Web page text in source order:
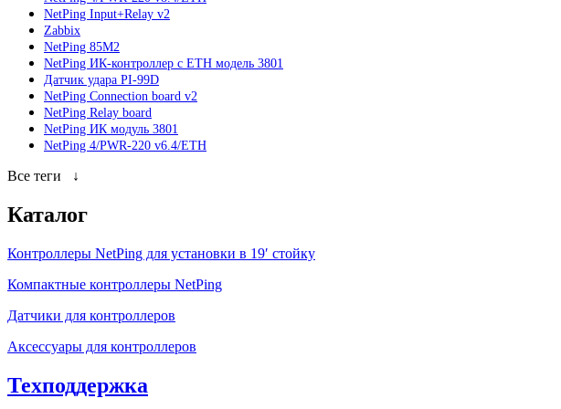
NetPing Input+Relay v2
Zabbix
NetPing 85M2
NetPing ИК-контроллер с ETH модель 3801
Датчик удара PI-99D
NetPing Connection board v2
NetPing Relay board
NetPing ИК модуль 3801
NetPing 4/PWR-220 v6.4/ETH
Все теги ↓
Каталог
Контроллеры NetPing для установки в 19′ стойку
Компактные контроллеры NetPing
Датчики для контроллеров
Аксессуары для контроллеров
Техподдержка